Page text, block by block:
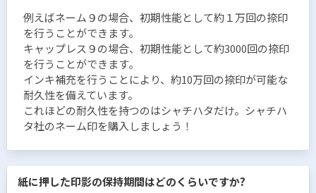
例えばネーム９の場合、初期性能として約１万回の捺印
を行うことができます。
キャップレス９の場合、初期性能として約3000回の捺印
を行うことができます。
インキ補充を行うことにより、約10万回の捺印が可能な
耐久性を備えています。
これほどの耐久性を持つのはシャチハタだけ。シャチハ
タ社のネーム印を購入しましょう！
紙に押した印影の保持期間はどのくらいですか?